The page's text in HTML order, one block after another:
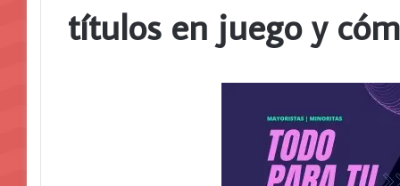
títulos en juego y